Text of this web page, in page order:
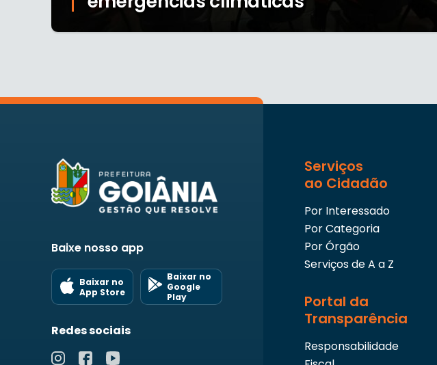
Baixe nosso app
Baixar no
App Store
Baixar no
Google
Play
Redes sociais
Serviços
ao Cidadão
Por Interessado
Por Categoria
Por Órgão
Serviços de A a Z
Portal da
Transparência
Responsabilidade